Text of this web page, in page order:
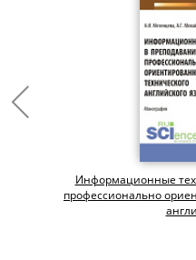
Информационные
профессионально